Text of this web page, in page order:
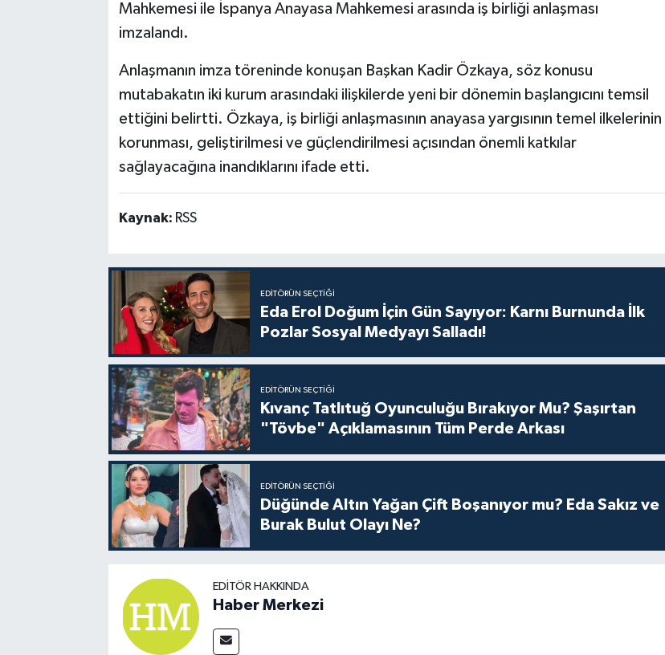
Mahkemesi ile İspanya Anayasa Mahkemesi arasında iş birliği anlaşması
imzalandı.
Anlaşmanın imza töreninde konuşan Başkan Kadir Özkaya, söz konusu
mutabakatın iki kurum arasındaki ilişkilerde yeni bir dönemin başlangıcını temsil
ettiğini belirtti. Özkaya, iş birliği anlaşmasının anayasa yargısının temel ilkelerinin
korunması, geliştirilmesi ve güçlendirilmesi açısından önemli katkılar
sağlayacağına inandıklarını ifade etti.
Kaynak: RSS
EDITÖRÜN SEÇTIĞI
Eda Erol Doğum İçin Gün Sayıyor: Karnı Burnunda İlk
Pozlar Sosyal Medyayı Salladı!
EDITÖRÜN SEÇTIĞI
Kıvanç Tatlıtuğ Oyunculuğu Bırakıyor Mu? Şaşırtan
"Tövbe" Açıklamasının Tüm Perde Arkası
EDITÖRÜN SEÇTIĞI
Düğünde Altın Yağan Çift Boşanıyor mu? Eda Sakız ve
Burak Bulut Olayı Ne?
EDITÖR HAKKINDA
Haber Merkezi